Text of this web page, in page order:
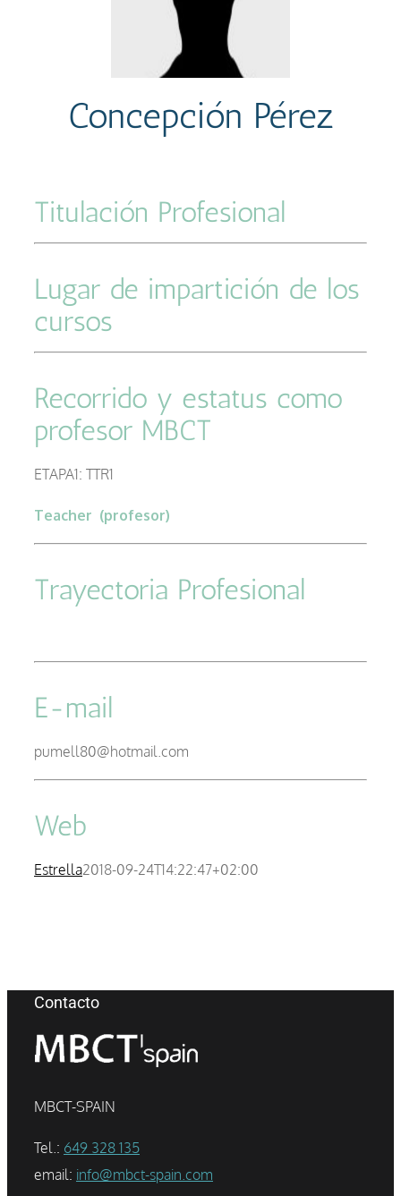
Concepción Pérez
Titulación Profesional
Lugar de impartición de los
cursos
Recorrido y estatus como
profesor MBCT
ETAPA1: TTR1
Teacher (profesor)
Trayectoria Profesional
E-mail
pumell80@hotmail.com
Web
Estrella2018-09-24T14:22:47+02:00
Contacto
MBCT-SPAIN
Tel.: 649 328 135
email: info@mbct-spain.com